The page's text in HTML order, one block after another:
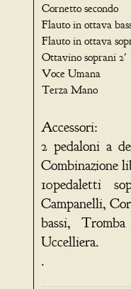
Cornetto secondo
Flauto in ottava
Flauto in ottava
Ottavino soprani 2'
Voce Umana
Terza Mano
Accessori:
2 pedaloni a
Combinazione
10pedaletti
Campanelli,
bassi,
Uccelliera.
.